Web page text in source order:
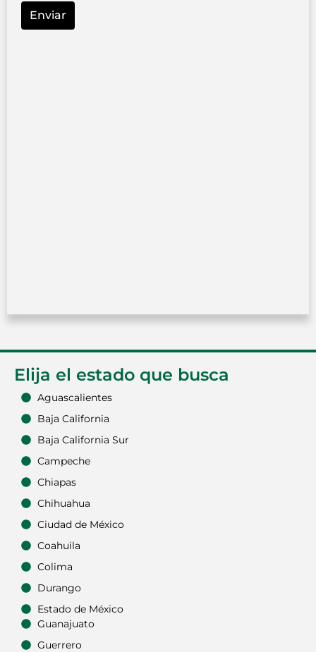
Enviar
Elija el estado que busca
Aguascalientes
Baja California
Baja California Sur
Campeche
Chiapas
Chihuahua
Ciudad de México
Coahuila
Colima
Durango
Estado de México
Guanajuato
Guerrero